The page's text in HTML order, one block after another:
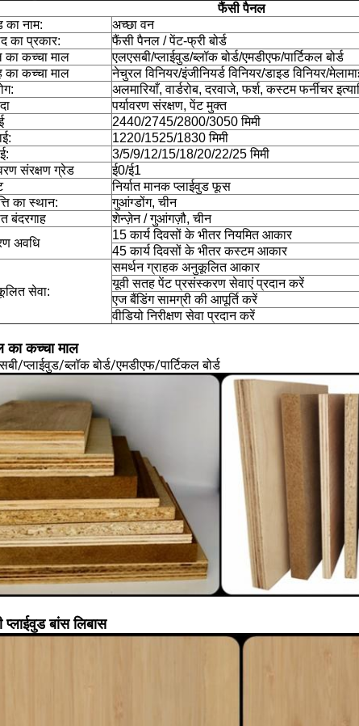
फैंसी पैनल
का नाम:
अच्छा वन
का प्रकार:
फैंसी पैनल / पेंट-फ्री बोर्ड
का कच्चा माल
एलएसबी/प्लाईवुड/ब्लॉक बोर्ड/एमडीएफ/पार्टिकल बोर्ड
का कच्चा माल
नेचुरल विनियर/इंजीनियर्ड विनियर/डाइड विनियर/
अलमारियाँ, वार्डरोब, दरवाजे, फर्श, कस्टम फर्नीचर
पर्यावरण संरक्षण, पेंट मुक्त
2440/2745/2800/3050 मिमी
1220/1525/1830 मिमी
3/5/9/12/15/18/20/22/25 मिमी
संरक्षण ग्रेड
ई0/ई1
निर्यात मानक प्लाईवुड फूस
का स्थान:
गुआंग्डोंग, चीन
बंदरगाह
शेन्ज़ेन / गुआंगज़ौ, चीन
अवधि
15 कार्य दिवसों के भीतर नियमित आकार
45 कार्य दिवसों के भीतर कस्टम आकार
सेवा:
समर्थन ग्राहक अनुकूलित आकार
यूवी सतह पेंट प्रसंस्करण सेवाएं प्रदान करें
एज बैंडिंग सामग्री की आपूर्ति करें
वीडियो निरीक्षण सेवा प्रदान करें
का कच्चा माल
प्लाईवुड/ब्लॉक बोर्ड/एमडीएफ/पार्टिकल बोर्ड
प्लाईवुड बांस लिबास